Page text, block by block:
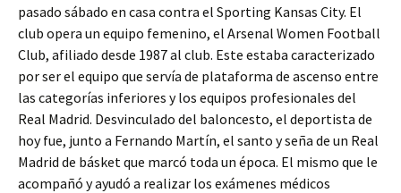
pasado sábado en casa contra el Sporting Kansas City. El
club opera un equipo femenino, el Arsenal Women Football
Club, afiliado desde 1987 al club. Este estaba caracterizado
por ser el equipo que servía de plataforma de ascenso entre
las categorías inferiores y los equipos profesionales del
Real Madrid. Desvinculado del baloncesto, el deportista de
hoy fue, junto a Fernando Martín, el santo y seña de un Real
Madrid de básket que marcó toda un época. El mismo que le
acompañó y ayudó a realizar los exámenes médicos